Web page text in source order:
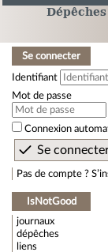
Dépêches
Se connecter
Identifiant
Mot de passe
Connexion
Pas de compte ?
IsNotGood
journaux
dépêches
liens